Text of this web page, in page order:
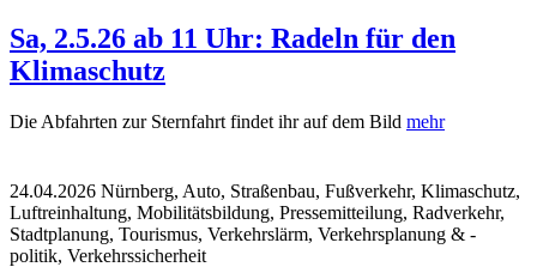
Sa, 2.5.26 ab 11 Uhr: Radeln für den
Klimaschutz
Die Abfahrten zur Sternfahrt findet ihr auf dem Bild mehr
24.04.2026 Nürnberg, Auto, Straßenbau, Fußverkehr, Klimaschutz,
Luftreinhaltung, Mobilitätsbildung, Pressemitteilung, Radverkehr,
Stadtplanung, Tourismus, Verkehrslärm, Verkehrsplanung & -
politik, Verkehrssicherheit